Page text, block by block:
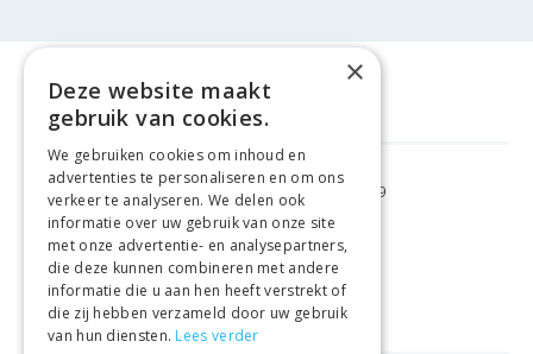
GRATIS VERZENDING VANAF €99
GEMAKKELIJKRETOURNEREN
LAAGSTEPRIJSGARANTIE
×
Deze website maakt
gebruik van cookies.
We gebruiken cookies om inhoud en
advertenties te personaliseren en om ons
verkeer te analyseren. We delen ook
informatie over uw gebruik van onze site
met onze advertentie- en analysepartners,
die deze kunnen combineren met andere
informatie die u aan hen heeft verstrekt of
die zij hebben verzameld door uw gebruik
van hun diensten. Lees verder